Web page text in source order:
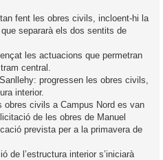
fent les obres civils, incloent-hi la
separarà els dos sentits de
les actuacions que permetran
central.
progressen les obres civils,
interior.
obres civils a Campus Nord es van
de les obres de Manuel
prevista per a la primavera de
de l’estructura interior s’iniciarà